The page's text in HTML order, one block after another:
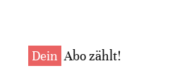
Dein Abo zählt!